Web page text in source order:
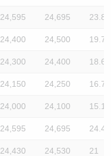
24,595 24,695 23.8
24,400 24,500 19.7
24,300 24,400 18.6
24,150 24,250 16.7
24,000 24,100 15.1
24,595 24,695 24.4
24,430 24,530 21